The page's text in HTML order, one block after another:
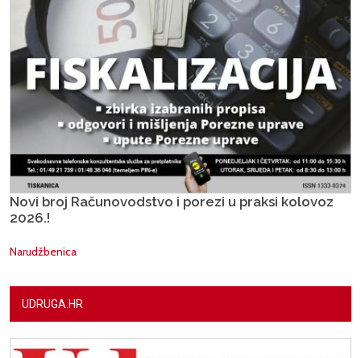
Novi broj Računovodstvo i porezi u praksi kolovoz
2026.!
Narudžbenica
UDRUGA.HR